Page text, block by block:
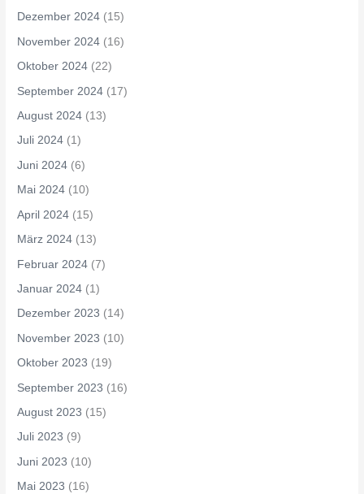
Dezember 2024 (15)
November 2024 (16)
Oktober 2024 (22)
September 2024 (17)
August 2024 (13)
Juli 2024 (1)
Juni 2024 (6)
Mai 2024 (10)
April 2024 (15)
März 2024 (13)
Februar 2024 (7)
Januar 2024 (1)
Dezember 2023 (14)
November 2023 (10)
Oktober 2023 (19)
September 2023 (16)
August 2023 (15)
Juli 2023 (9)
Juni 2023 (10)
Mai 2023 (16)